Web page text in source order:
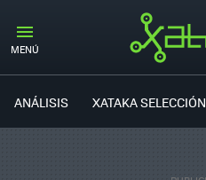
MENÚ
ANÁLISIS XATAKA SELECCIÓN